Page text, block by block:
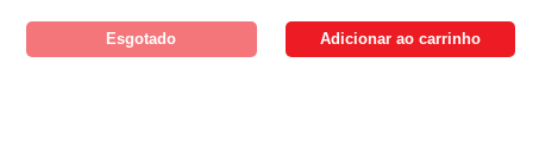
Esgotado Adicionar ao carrinho